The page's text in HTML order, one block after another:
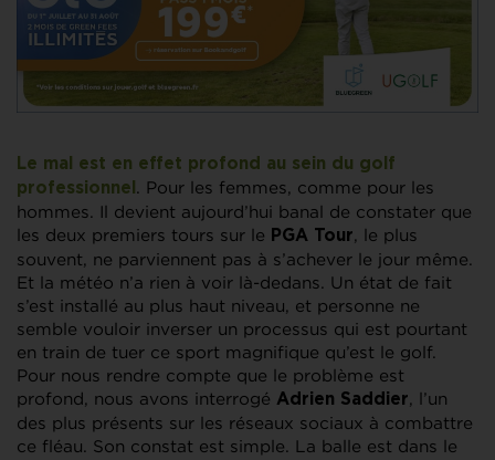
Le mal est en effet profond au sein du golf
professionnel . Pour les femmes, comme pour les
hommes. Il devient aujourd’hui banal de constater que
les deux premiers tours sur le PGA Tour, le plus
souvent, ne parviennent pas à s’achever le jour même.
Et la météo n’a rien à voir là-dedans. Un état de fait
s’est installé au plus haut niveau, et personne ne
semble vouloir inverser un processus qui est pourtant
en train de tuer ce sport magnifique qu’est le golf.
Pour nous rendre compte que le problème est
profond, nous avons interrogé Adrien Saddier, l’un
des plus présents sur les réseaux sociaux à combattre
ce fléau. Son constat est simple. La balle est dans le